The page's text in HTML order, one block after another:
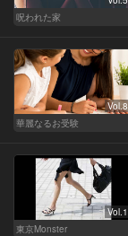
呪われた家
Vol.8
華麗なるお受験
Vol.1
東京Monster